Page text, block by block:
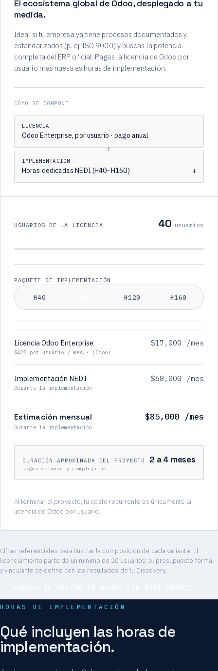
El ecosistema global de Odoo, desplegado a tu
medida.
Ideal si tu empresa ya tiene procesos documentados y
estandarizados (p. ej. ISO 9000) y buscas la potencia
completa del ERP oficial. Pagas la licencia de Odoo por
usuario más nuestras horas de implementación.
CÓMO SE COMPONE
LICENCIA
Odoo Enterprise, por usuario · pago anual
+
IMPLEMENTACIÓN
Horas dedicadas NEDI (H40–H160) ↓
USUARIOS DE LA LICENCIA 40 usuarios
PAQUETE DE IMPLEMENTACIÓN
H40 H120 H160
Licencia Odoo Enterprise
$425 por usuario / mes · (Odoo)
$17,000 /mes
Implementación NEDI
Durante la implementación
$68,000 /mes
Estimación mensual
Durante la implementación
$85,000 /mes
DURACIÓN APROXIMADA DEL PROYECTO
según volumen y complejidad
2 a 4 meses
Al terminar el proyecto, tu costo recurrente es únicamente la
licencia de Odoo por usuario.
Cifras referenciales para ilustrar la composición de cada variante. El
licenciamiento parte de un mínimo de 10 usuarios; el presupuesto formal
y vinculante se define con los resultados de tu Discovery.
HORAS DE IMPLEMENTACIÓN
Qué incluyen las horas de
implementación.